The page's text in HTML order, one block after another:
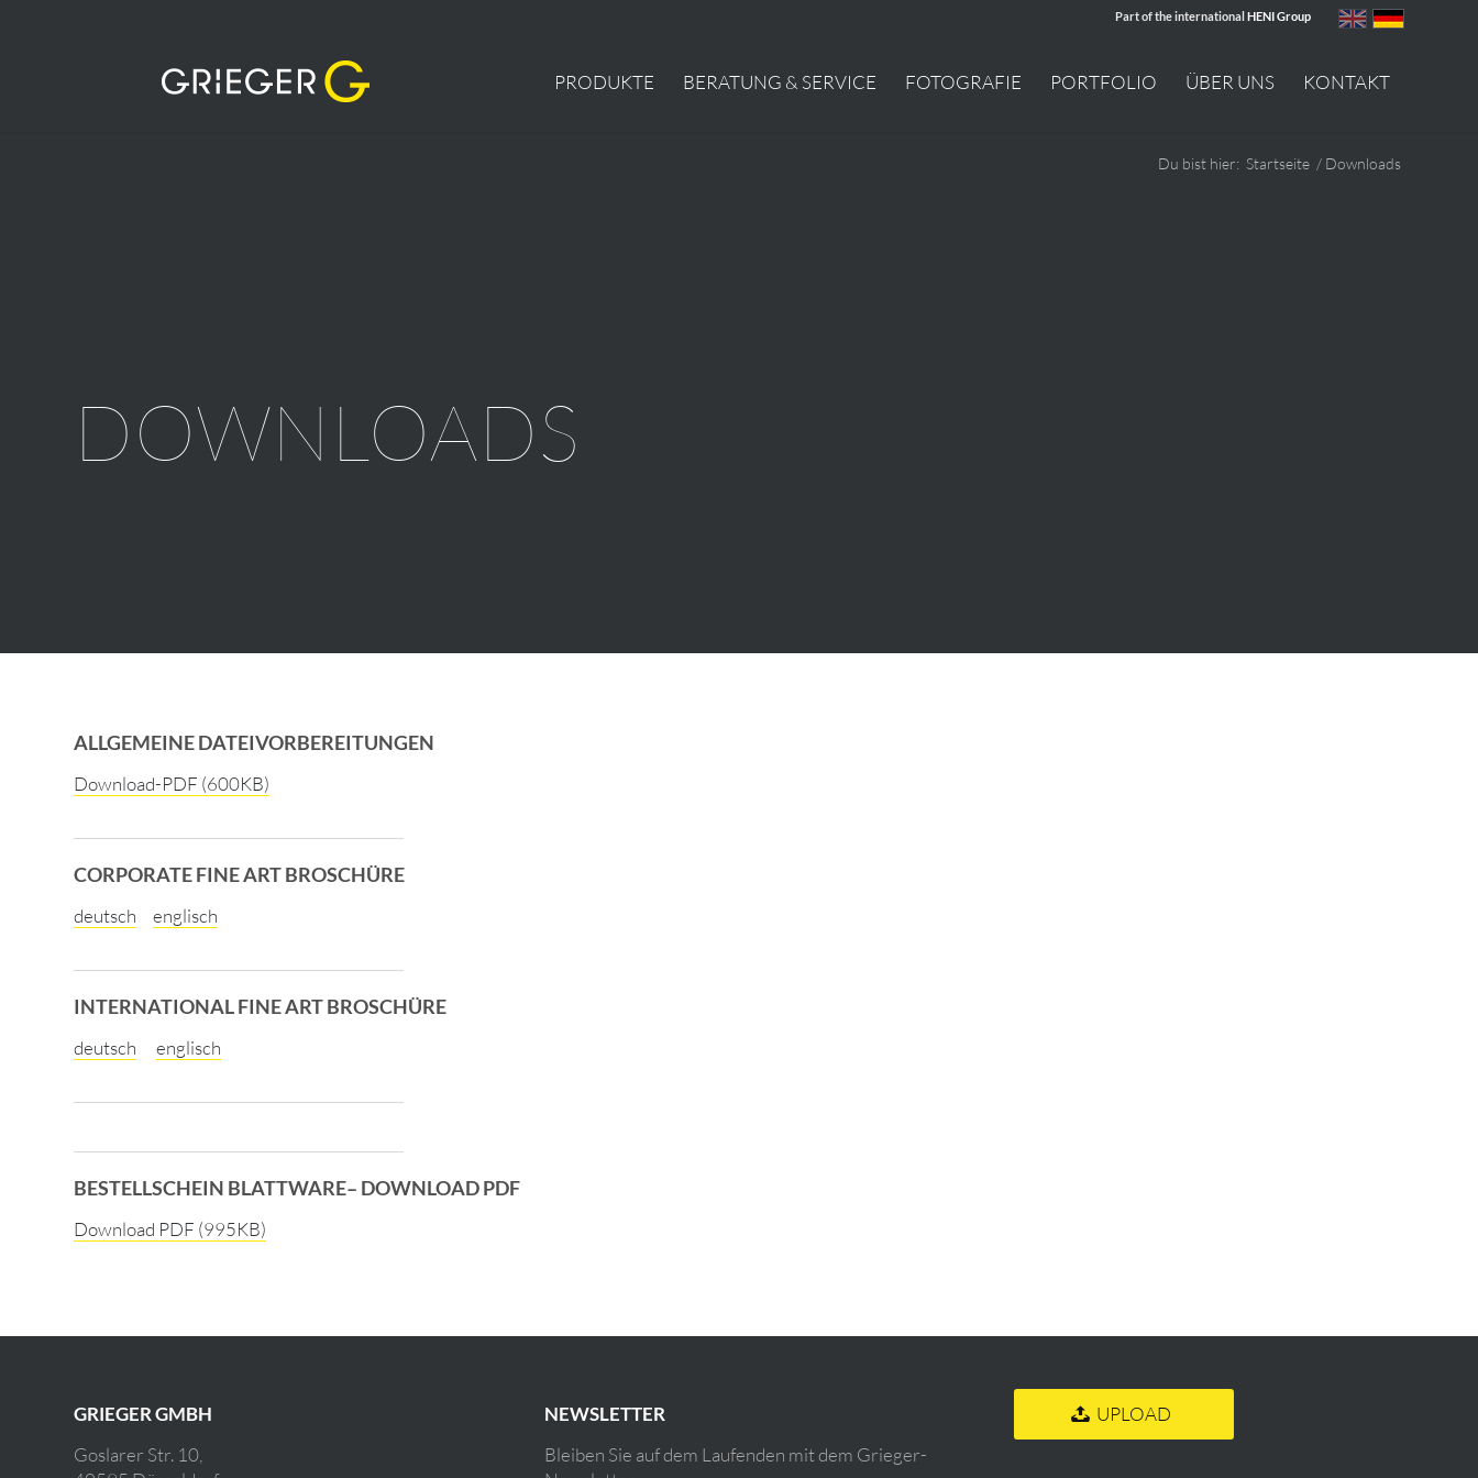
Part of the internationalHENI Group
PRODUKTE BERATUNG & SERVICE FOTOGRAFIE PORTFOLIO ÜBER UNS KONTAKT
Du bist hier: Startseite / Downloads
DOWNLOADS
ALLGEMEINE DATEIVORBEREITUNGEN
Download-PDF (600KB)
CORPORATE FINE ART BROSCHÜRE
deutsch englisch
INTERNATIONAL FINE ART BROSCHÜRE
deutsch englisch
BESTELLSCHEIN BLATTWARE– DOWNLOAD PDF
Download PDF (995KB)
GRIEGER GMBH
Goslarer Str. 10,
NEWSLETTER
Bleiben Sie auf dem Laufenden mit dem Grieger-
UPLOAD